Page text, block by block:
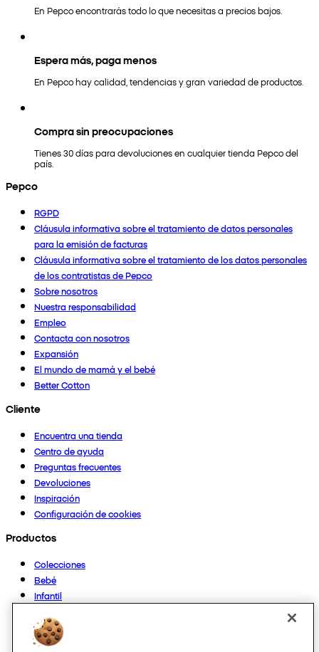
En Pepco encontrarás todo lo que necesitas a precios bajos.
Espera más, paga menos
En Pepco hay calidad, tendencias y gran variedad de productos.
Compra sin preocupaciones
Tienes 30 días para devoluciones en cualquier tienda Pepco del
país.
Pepco
RGPD
Cláusula informativa sobre el tratamiento de datos personales
para la emisión de facturas
Cláusula informativa sobre el tratamiento de los datos personales
de los contratistas de Pepco
Sobre nosotros
Nuestra responsabilidad
Empleo
Contacta con nosotros
Expansión
El mundo de mamá y el bebé
Better Cotton
Cliente
Encuentra una tienda
Centro de ayuda
Preguntas frecuentes
Devoluciones
Inspiración
Configuración de cookies
Productos
Colecciones
Bebé
Infantil
Mujer
Hombre